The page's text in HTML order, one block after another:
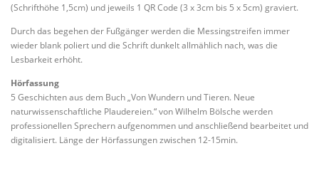
(Schrifthöhe 1,5cm) und jeweils 1 QR Code (3 x 3cm bis 5 x 5cm) graviert.
Durch das begehen der Fußgänger werden die Messingstreifen immer
wieder blank poliert und die Schrift dunkelt allmählich nach, was die
Lesbarkeit erhöht.
Hörfassung
5 Geschichten aus dem Buch „Von Wundern und Tieren. Neue
naturwissenschaftliche Plaudereien.“ von Wilhelm Bölsche werden
professionellen Sprechern aufgenommen und anschließend bearbeitet und
digitalisiert. Länge der Hörfassungen zwischen 12-15min.